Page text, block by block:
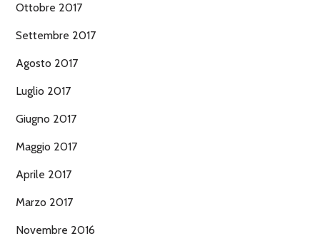
Ottobre 2017
Settembre 2017
Agosto 2017
Luglio 2017
Giugno 2017
Maggio 2017
Aprile 2017
Marzo 2017
Novembre 2016